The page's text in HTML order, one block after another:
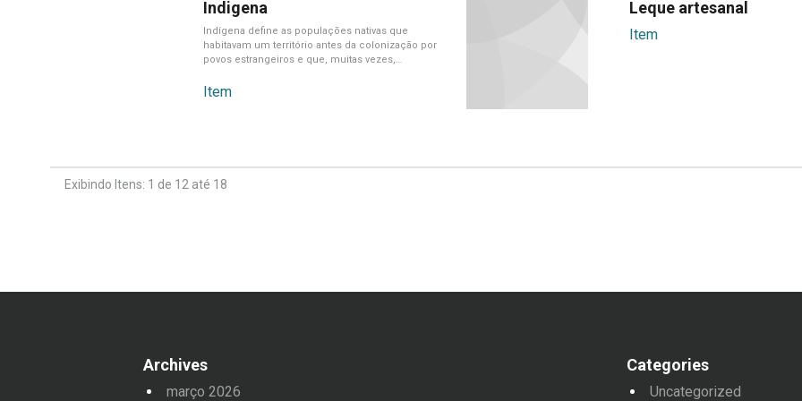
Indigena
Indígena define as populações nativas que
habitavam um território antes da colonização por
povos estrangeiros e que, muitas vezes,
Item
Leque artesanal
Item
Exibindo Itens: 1 de 12 até 18
Archives
março 2026
Categories
Uncategorized